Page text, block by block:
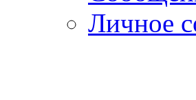
Личное